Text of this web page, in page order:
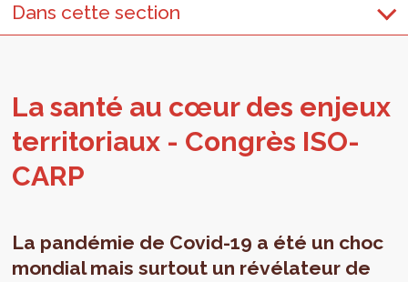
Dans cette section
La santé au cœur des enjeux
ter­ri­to­riaux - Congrès ISO­
CARP
La pandémie de Covid-19 a été un choc
mondial mais surtout un révélateur de